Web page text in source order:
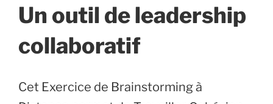
Un outil de leadership
collaboratif
Cet Exercice de Brainstorming à